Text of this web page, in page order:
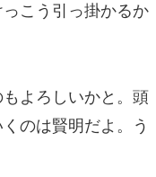
こう引っ掛かるか
よろしいかと。頭
のは賢明だよ。う